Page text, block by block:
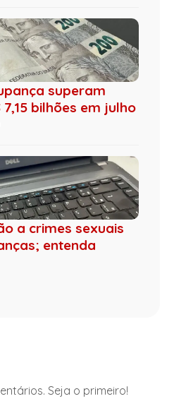
superam
bilhões em julho
a crimes sexuais
entenda
Seja o primeiro!